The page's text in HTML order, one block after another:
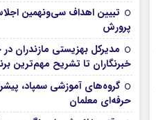
تبیین اهداف سی‌ونهمین
پرورش
مدیرکل بهزیستی مازندران در
خبرنگاران تا تشریح مهم‌ترین
گروه‌های آموزشی سمپاد،
حرفه‌ای معلمان